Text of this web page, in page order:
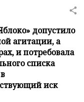
допустило
агитации, а
и потребовала
списка
иск